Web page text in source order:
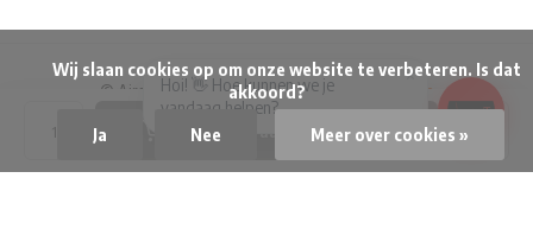
Toevoegen aan winkelwagen
Privacy Policy Algemene voorwaarden Sitemap
© Airsoft Doctor BV- Theme made by Webdinge
akkoord?
Ja Nee Meer over cookies »
×
Hoi! 👋 Hoe kunnen we je
vandaag helpen?